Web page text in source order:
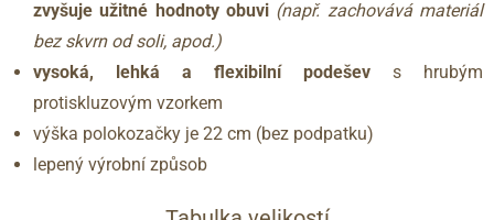
zvyšuje užitné hodnoty obuvi (např. zachovává materiál
bez skvrn od soli, apod.)
vysoká, lehká a flexibilní podešev s hrubým
protiskluzovým vzorkem
výška polokozačky je 22 cm (bez podpatku)
lepený výrobní způsob